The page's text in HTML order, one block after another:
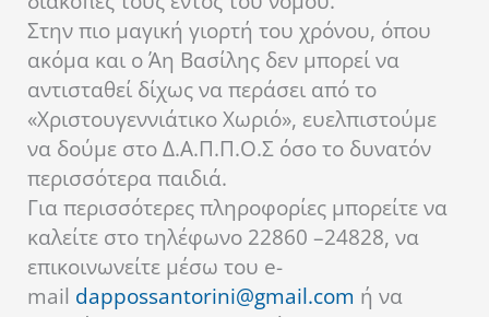
Στην πιο μαγική γιορτή του χρόνου, όπου
ακόμα και ο Άη Βασίλης δεν μπορεί να
αντισταθεί δίχως να περάσει από το
«Χριστουγεννιάτικο Χωριό», ευελπιστούμε
να δούμε στο Δ.Α.Π.Π.Ο.Σ όσο το δυνατόν
περισσότερα παιδιά.
Για περισσότερες πληροφορίες μπορείτε να
καλείτε στο τηλέφωνο 22860 –24828, να
επικοινωνείτε μέσω του e-
mail dappossantorini@gmail.com ή να